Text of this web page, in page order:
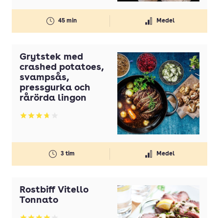
Mandelpotatis
Nypotatis
Potatisklyftor
Potatiskroketter
Potatispuré
Sparrispotatis
45 min Medel
Grytstek med
crashed potatoes,
svampsås,
pressgurka och
rårörda lingon
Betyg: 3.7 av 5
3 tim Medel
Rostbiff Vitello
Tonnato